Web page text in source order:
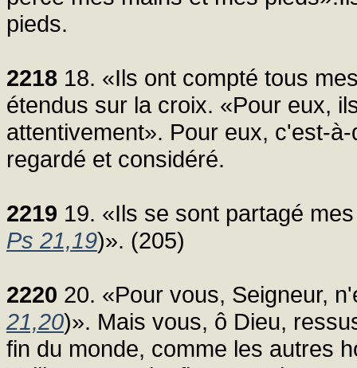
pieds.
2218 18. «Ils ont compté tous
étendus sur la croix. «Pour eux,
attentivement». Pour eux, c'est-
regardé et considéré.
2219 19. «Ils se sont partagé
Ps 21,19)». (205)
2220 20. «Pour vous, Seigneur,
21,20)». Mais vous, ô Dieu,
fin du monde, comme les autres